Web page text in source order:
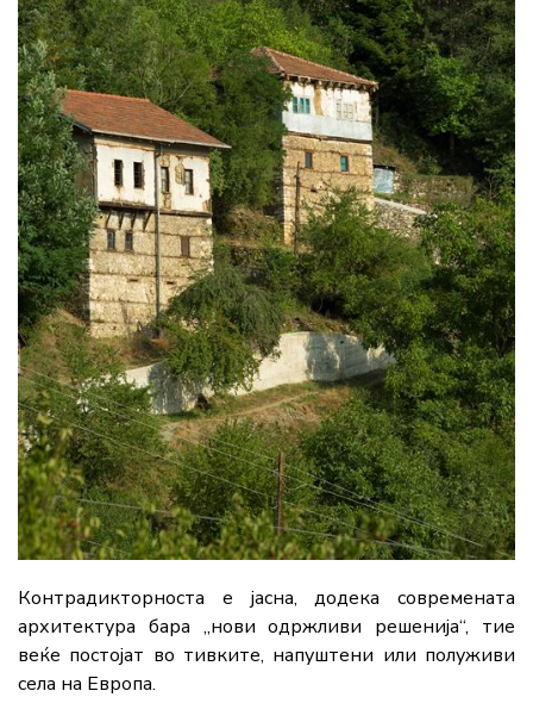
Контрадикторноста е јасна, додека современата
архитектура бара „нови одржливи решенија“, тие
веќе постојат во тивките, напуштени или полуживи
села на Европа.